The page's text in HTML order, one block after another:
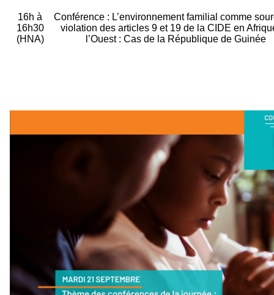
16h à
16h30
(HNA)
Conférence : L’environnement familial comme
violation des articles 9 et 19 de la CIDE en
l’Ouest : Cas de la République de Guinée